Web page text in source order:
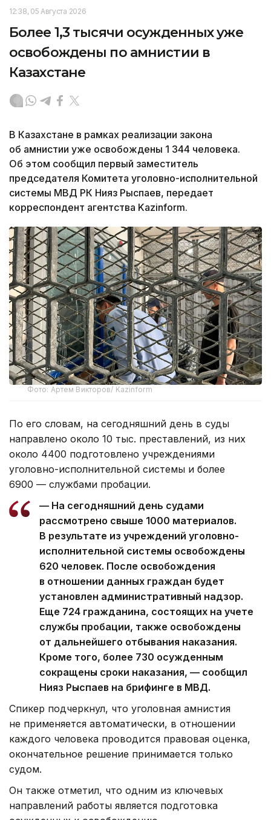
12:38, 05 Августа 2026
Более 1,3 тысячи осужденных уже
освобождены по амнистии в
Казахстане
В Казахстане в рамках реализации закона
об амнистии уже освобождены 1 344 человека.
Об этом сообщил первый заместитель
председателя Комитета уголовно-исполнительной
системы МВД РК Нияз Рыспаев, передает
корреспондент агентства Kazinform.
Фото: Артем Викторов/ Kazinform
По его словам, на сегодняшний день в суды
направлено около 10 тыс. преставлений, из них
около 4400 подготовлено учреждениями
уголовно-исполнительной системы и более
6900 — службами пробации.
— На сегодняшний день судами
рассмотрено свыше 1000 материалов.
В результате из учреждений уголовно-
исполнительной системы освобождены
620 человек. После освобождения
в отношении данных граждан будет
установлен административный надзор.
Еще 724 гражданина, состоящих на учете
службы пробации, также освобождены
от дальнейшего отбывания наказания.
Кроме того, более 730 осужденным
сокращены сроки наказания, — сообщил
Нияз Рыспаев на брифинге в МВД.
Спикер подчеркнул, что уголовная амнистия
не применяется автоматически, в отношении
каждого человека проводится правовая оценка,
окончательное решение принимается только
судом.
Он также отметил, что одним из ключевых
направлений работы является подготовка